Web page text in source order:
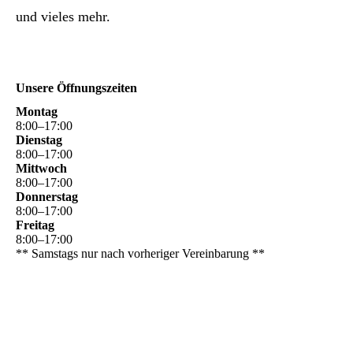
und vieles mehr.
Unsere Öffnungszeiten
Montag
8:00–17:00
Dienstag
8:00–17:00
Mittwoch
8:00–17:00
Donnerstag
8:00–17:00
Freitag
8:00–17:00
** Samstags nur nach vorheriger Vereinbarung **